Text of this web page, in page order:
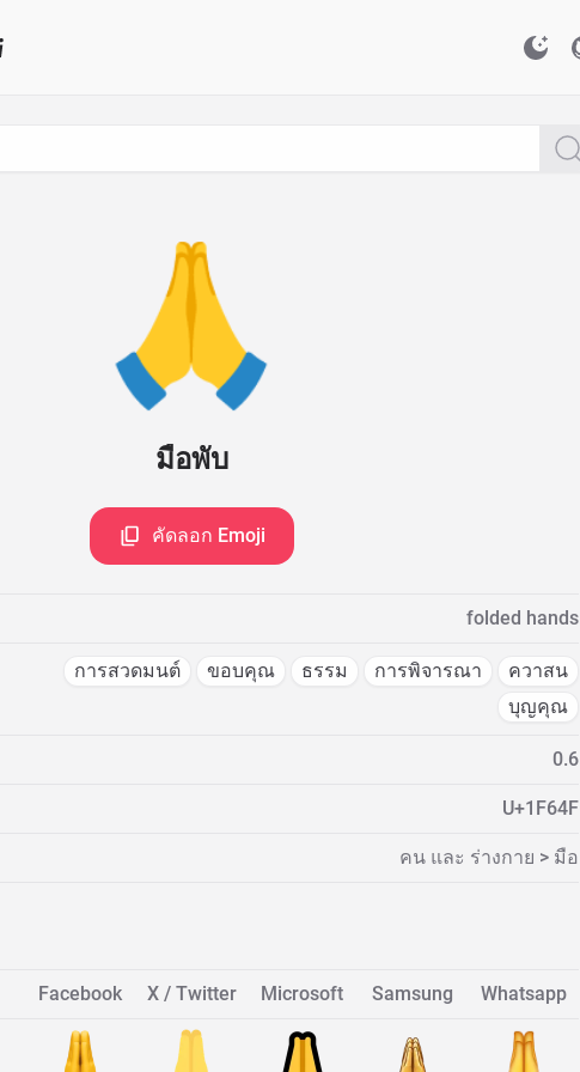
🙏
มือพับ
คัดลอก Emoji
folded hands
การสวดมนต์ ขอบคุณ ธรรม การพิจารณา
ควาสน
บุญคุณ
0.6
U+1F64F
คน และ ร่างกาย > มือ
Facebook X / Twitter Microsoft Samsung Whatsapp